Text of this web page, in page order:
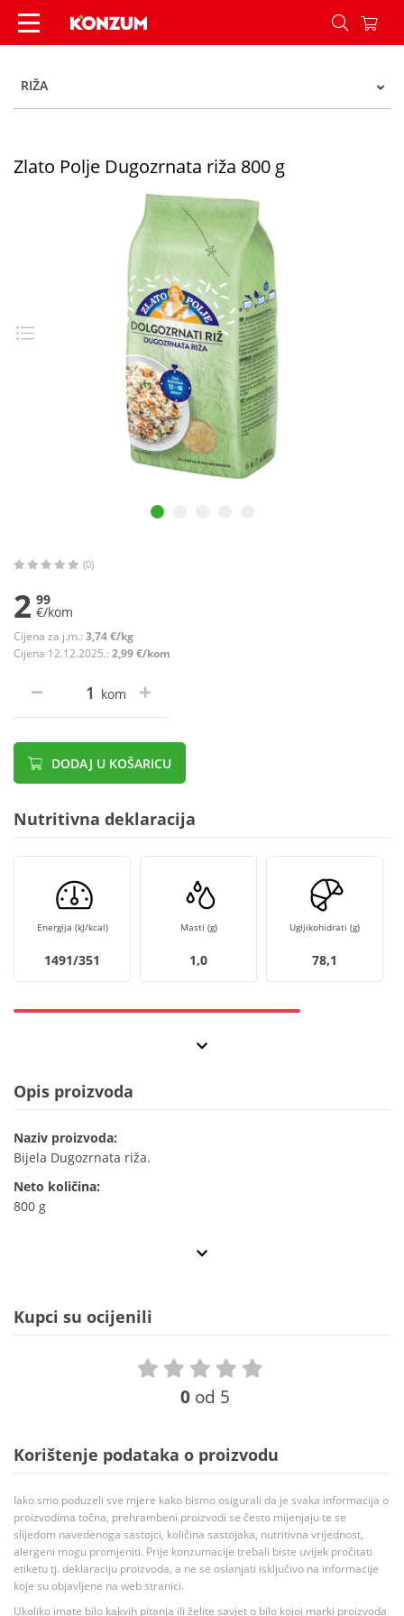
Zlato Polje Dugozrnata riža 800 g - Konzum
RIŽA
Zlato Polje Dugozrnata riža 800 g
(0)
2 99
€/kom
Cijena za j.m.: 3,74 €/kg
Cijena 12.12.2025.: 2,99 €/kom
kom
DODAJ U KOŠARICU
Nutritivna deklaracija
Energija (kJ/kcal)
1491/351
Masti (g)
1,0
Ugljikohidrati (g)
78,1
Opis proizvoda
Naziv proizvoda:
Bijela Dugozrnata riža.
Neto količina:
800 g
Kupci su ocijenili
0 od 5
Korištenje podataka o proizvodu
Iako smo poduzeli sve mjere kako bismo osigurali da je svaka informacija o
proizvodima točna, prehrambeni proizvodi se često mijenjaju te se
slijedom navedenoga sastojci, količina sastojaka, nutritivna vrijednost,
alergeni mogu promjeniti. Prije konzumacije trebali biste uvijek pročitati
etiketu tj. deklaraciju proizvoda, a ne se oslanjati isključivo na informacije
koje su objavljene na web stranici.
Ukoliko imate bilo kakvih pitanja ili želite savjet o bilo kojoj marki proizvoda